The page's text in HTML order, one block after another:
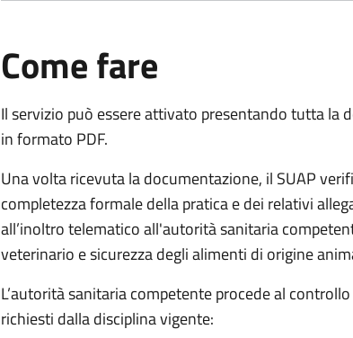
Come fare
Il servizio può essere attivato presentando tutta la
in formato PDF.
Una volta ricevuta la documentazione, il SUAP
completezza formale della pratica e dei relativi
all’inoltro telematico all'autorità sanitaria
veterinario e sicurezza degli alimenti di origine
L’autorità sanitaria competente procede al
richiesti dalla disciplina vigente: